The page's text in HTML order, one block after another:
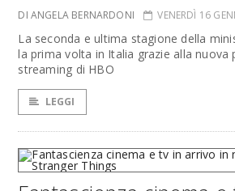
DI ANGELA BERNARDONI VENERDÌ 16
La seconda e ultima stagione della
la prima volta in Italia grazie alla nuova
streaming di HBO
LEGGI